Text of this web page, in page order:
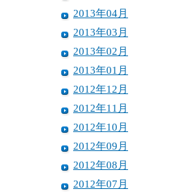
2013年04月
2013年03月
2013年02月
2013年01月
2012年12月
2012年11月
2012年10月
2012年09月
2012年08月
2012年07月